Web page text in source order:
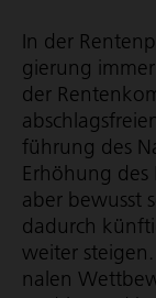
In der
gie­rung
der
füh­rung des
Erhöhung des
aber bewusst
dadurch
weiter
nalen